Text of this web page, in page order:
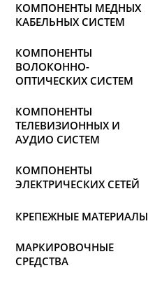
КОМПОНЕНТЫ МЕДНЫХ
КАБЕЛЬНЫХ СИСТЕМ
КОМПОНЕНТЫ
ВОЛОКОННО-
ОПТИЧЕСКИХ СИСТЕМ
КОМПОНЕНТЫ
ТЕЛЕВИЗИОННЫХ И
АУДИО СИСТЕМ
КОМПОНЕНТЫ
ЭЛЕКТРИЧЕСКИХ СЕТЕЙ
КРЕПЕЖНЫЕ МАТЕРИАЛЫ
МАРКИРОВОЧНЫЕ
СРЕДСТВА